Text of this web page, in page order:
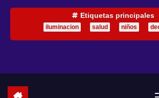
Etiquetas principales
iluminacion salud niños